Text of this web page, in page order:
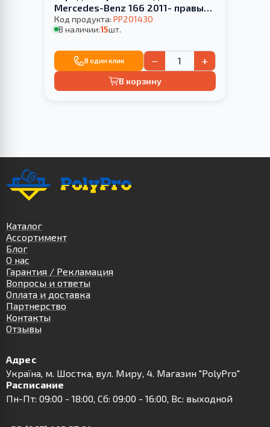
Mercedes-Benz 166 2011- правый
В КРОНШТЕЙНЕ
Код продукта: PP201430
В наличии:15шт.
В один клик − +
В корзину
Каталог
Ассортимент
Блог
О нас
Гарантия / Рекламация
Вопросы и ответы
Оплата и доставка
Партнерство
Контакты
Отзывы
Адрес
Українa, м. Шостка, вул. Миру, 4. Магазин "PolyPro"
Расписание
Пн-Пт: 09:00 - 18:00, Сб: 09:00 - 16:00, Вс: выходной